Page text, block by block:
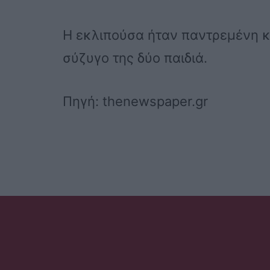
Η εκλιπούσα ήταν παντρεμένη
σύζυγο της δύο παιδιά.
Πηγή: thenewspaper.gr